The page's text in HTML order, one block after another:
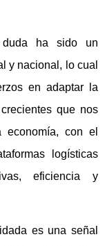
duda ha sido un
y nacional, lo cual
en adaptar la
que nos
economía, con el
logísticas
eficiencia y
es una señal